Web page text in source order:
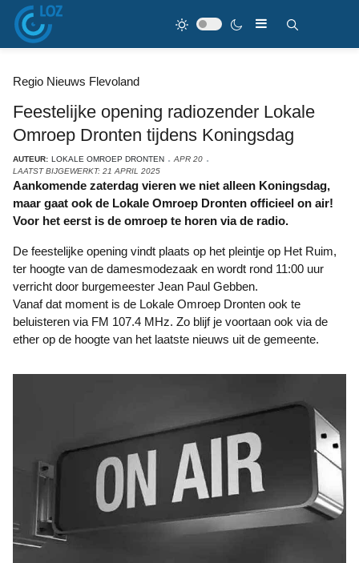
Regio Nieuws Flevoland
Feestelijke opening radiozender Lokale
Omroep Dronten tijdens Koningsdag
AUTEUR: LOKALE OMROEP DRONTEN
APR 20
LAATST BIJGEWERKT: 21 APRIL 2025
Aankomende zaterdag vieren we niet alleen Koningsdag,
maar gaat ook de Lokale Omroep Dronten officieel on air!
Voor het eerst is de omroep te horen via de radio.
De feestelijke opening vindt plaats op het pleintje op Het Ruim,
ter hoogte van de damesmodezaak en wordt rond 11:00 uur
verricht door burgemeester Jean Paul Gebben.
Vanaf dat moment is de Lokale Omroep Dronten ook te
beluisteren via FM 107.4 MHz. Zo blijf je voortaan ook via de
ether op de hoogte van het laatste nieuws uit de gemeente.